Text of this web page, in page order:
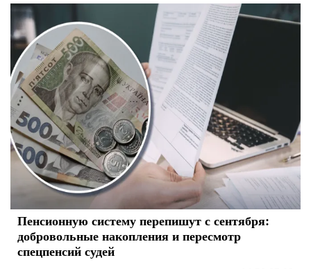
Пенсионную систему перепишут с сентября:
добровольные накопления и пересмотр
спецпенсий судей